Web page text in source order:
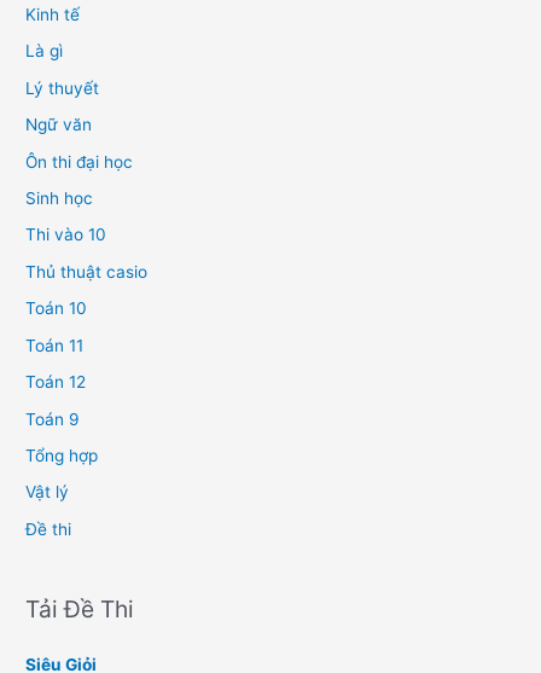
Kinh tế
Là gì
Lý thuyết
Ngữ văn
Ôn thi đại học
Sinh học
Thi vào 10
Thủ thuật casio
Toán 10
Toán 11
Toán 12
Toán 9
Tổng hợp
Vật lý
Đề thi
Tải Đề Thi
Siêu Giỏi